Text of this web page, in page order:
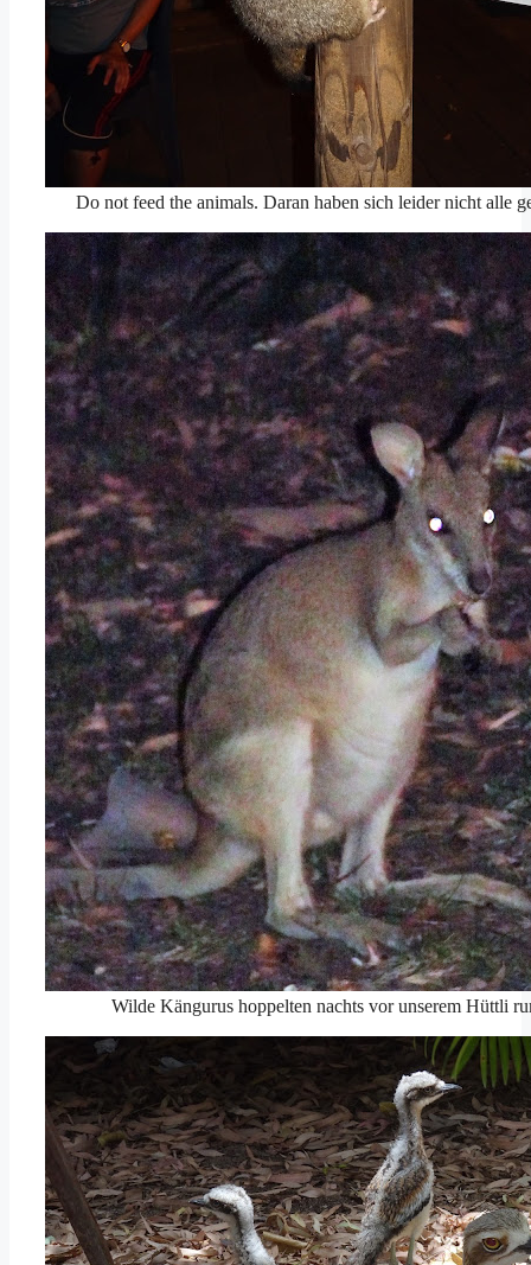
Do not feed the animals. Daran haben sich leider nicht alle
Wilde Kängurus hoppelten nachts vor unserem Hüttli